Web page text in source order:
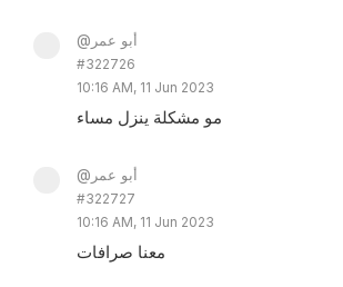
@أبو عمر
#322726
10:16 AM, 11 Jun 2023
مو مشكلة ينزل مساء
@أبو عمر
#322727
10:16 AM, 11 Jun 2023
معنا صرافات